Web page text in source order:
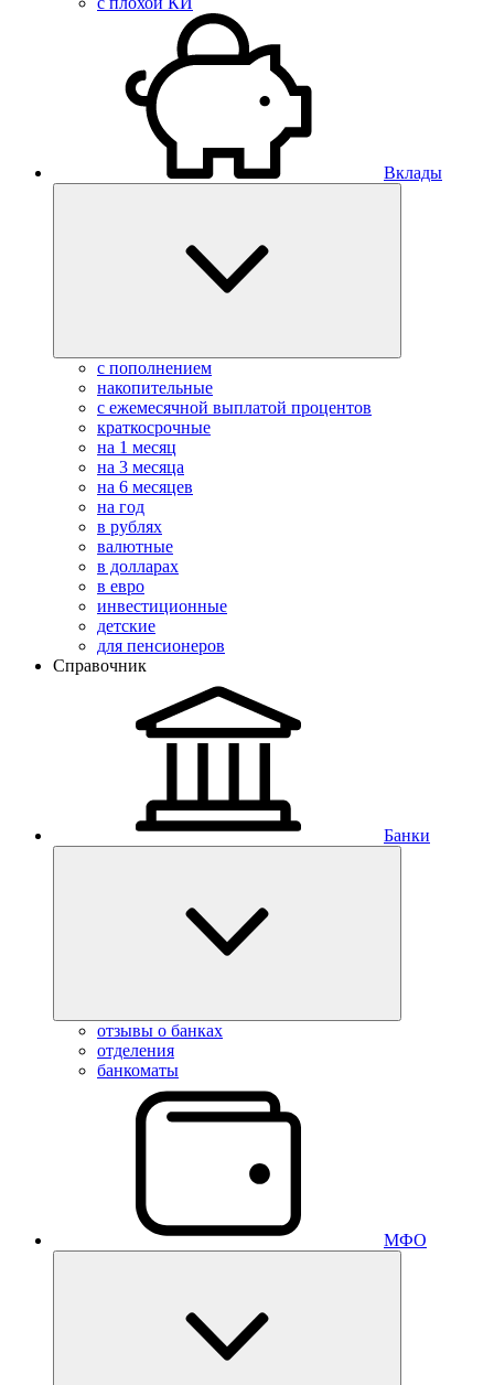
Вклады
с пополнением
накопительные
с ежемесячной выплатой процентов
краткосрочные
на 1 месяц
на 3 месяца
на 6 месяцев
на год
в рублях
валютные
в долларах
в евро
инвестиционные
детские
для пенсионеров
Справочник
Банки
отзывы о банках
отделения
банкоматы
МФО